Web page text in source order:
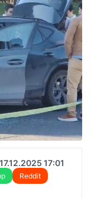
17:01
Reddit